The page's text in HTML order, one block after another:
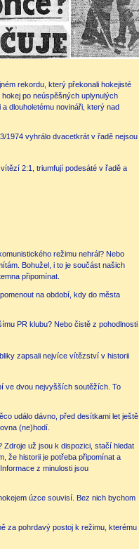
rekordu, který překonali hokejisté
po neúspěšných uplynulých
dlouholetému novináři, který nad
1974 vyhrálo dvacetkrát v řadě nejsou
2:1, triumfují podesáté v řadě a
režimu nehrál? Nebo
Bohužel, i to je součást našich
připomínat.
na období, kdy do města
PR klubu? Nebo čistě z pohodlnosti
zapsali nejvíce vítězství v historii
ve dvou nejvyšších soutěžích. To
událo dávno, před desítkami let ještě
(ne)hodí.
už jsou k dispozici, stačí hledat
že historii je potřeba připomínat a
z minulosti jsou
úzce souvisí. Bez nich bychom
za pohrdavý postoj k režimu, kterému